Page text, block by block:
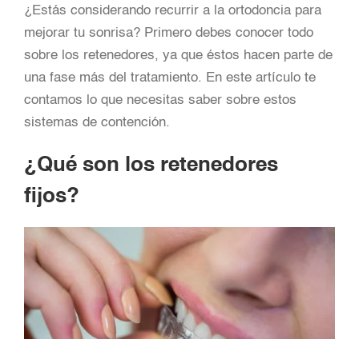
¿Estás considerando recurrir a la ortodoncia para
mejorar tu sonrisa? Primero debes conocer todo
sobre los retenedores, ya que éstos hacen parte de
una fase más del tratamiento. En este artículo te
contamos lo que necesitas saber sobre estos
sistemas de contención.
¿Qué son los retenedores
fijos?